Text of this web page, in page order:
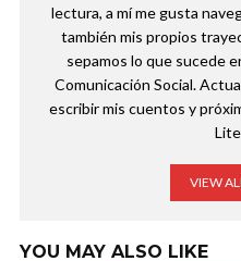
lectura, a mí me gusta
también mis propios
sepamos lo que sucede
Comunicación Social.
escribir mis cuentos y
VIEW
YOU MAY ALSO LIKE